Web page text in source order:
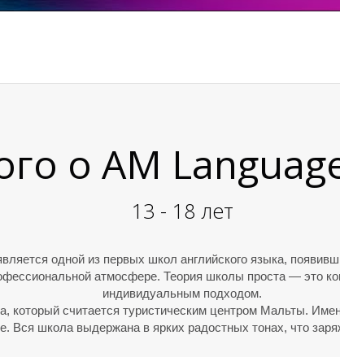
о AM
13 - 18 лет
одной из первых школ английского языка,
атмосфере. Теория школы проста — это
индивидуальным подходом.
который считается туристическим центром Мальты.
Вся школа выдержана в ярких радостных тонах, что